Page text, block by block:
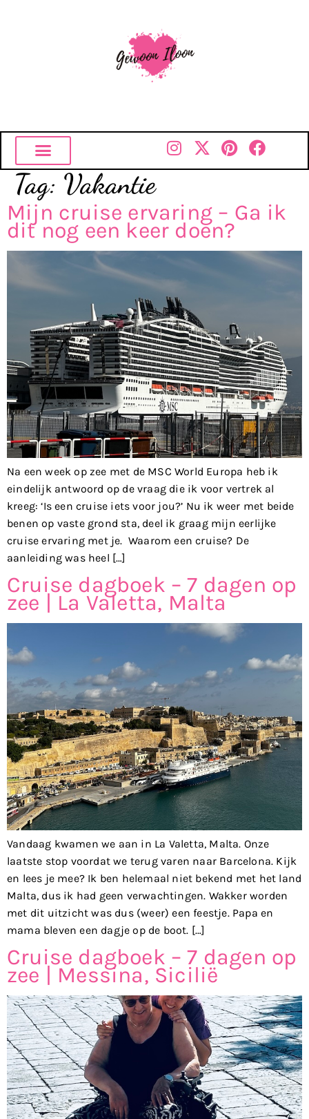
Tag: Vakantie
Mijn cruise ervaring – Ga ik
dit nog een keer doen?
Na een week op zee met de MSC World Europa heb ik
eindelijk antwoord op de vraag die ik voor vertrek al
kreeg: ‘Is een cruise iets voor jou?’ Nu ik weer met beide
benen op vaste grond sta, deel ik graag mijn eerlijke
cruise ervaring met je. Waarom een cruise? De
aanleiding was heel […]
Cruise dagboek – 7 dagen op
zee | La Valetta, Malta
Vandaag kwamen we aan in La Valetta, Malta. Onze
laatste stop voordat we terug varen naar Barcelona. Kijk
en lees je mee? Ik ben helemaal niet bekend met het land
Malta, dus ik had geen verwachtingen. Wakker worden
met dit uitzicht was dus (weer) een feestje. Papa en
mama bleven een dagje op de boot. […]
Cruise dagboek – 7 dagen op
zee | Messina, Sicilië